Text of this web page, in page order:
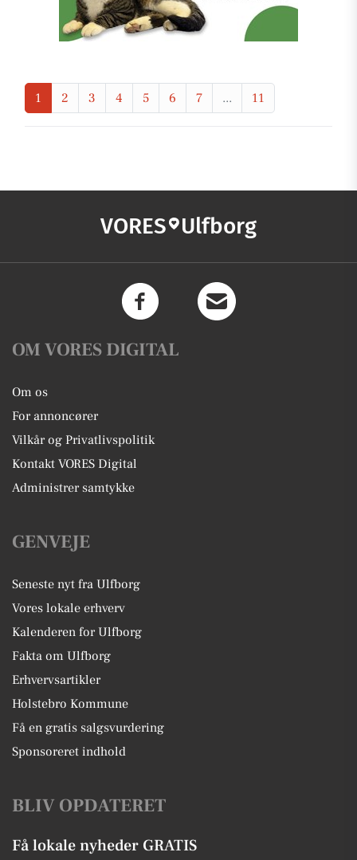
1 2 3 4 5 6 7 ... 11
VORES Ulfborg
OM VORES DIGITAL
Om os
For annoncører
Vilkår og Privatlivspolitik
Kontakt VORES Digital
Administrer samtykke
GENVEJE
Seneste nyt fra Ulfborg
Vores lokale erhverv
Kalenderen for Ulfborg
Fakta om Ulfborg
Erhvervsartikler
Holstebro Kommune
Få en gratis salgsvurdering
Sponsoreret indhold
BLIV OPDATERET
Få lokale nyheder GRATIS